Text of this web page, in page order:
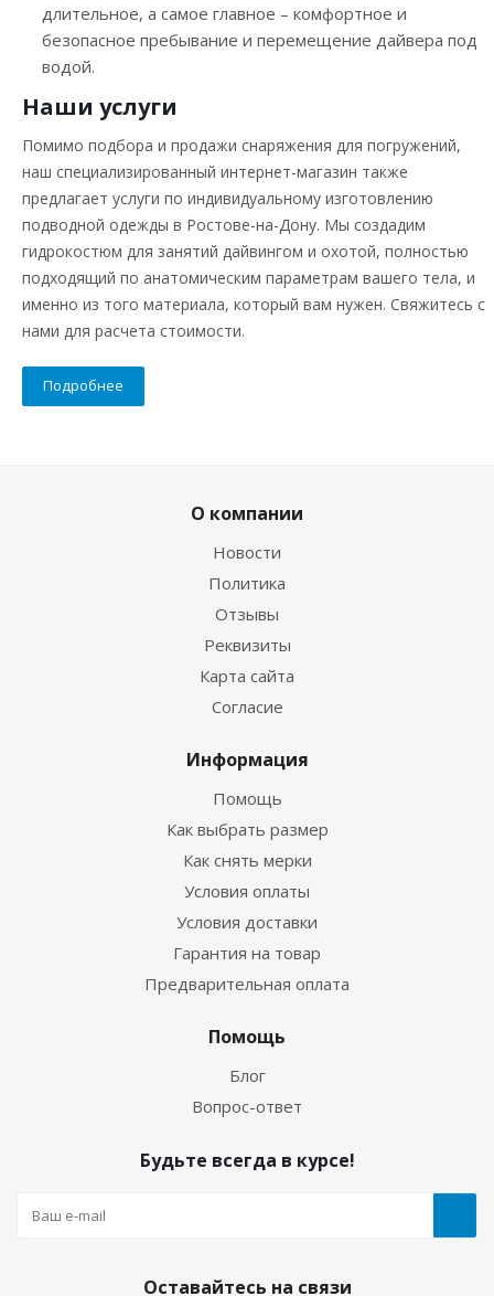
длительное, а самое главное – комфортное и
безопасное пребывание и перемещение дайвера под
водой.
Наши услуги
Помимо подбора и продажи снаряжения для погружений,
наш специализированный интернет-магазин также
предлагает услуги по индивидуальному изготовлению
подводной одежды в Ростове-на-Дону. Мы создадим
гидрокостюм для занятий дайвингом и охотой, полностью
подходящий по анатомическим параметрам вашего тела, и
именно из того материала, который вам нужен. Свяжитесь с
нами для расчета стоимости.
Подробнее
О компании
Новости
Политика
Отзывы
Реквизиты
Карта сайта
Согласие
Информация
Помощь
Как выбрать размер
Как снять мерки
Условия оплаты
Условия доставки
Гарантия на товар
Предварительная оплата
Помощь
Блог
Вопрос-ответ
Будьте всегда в курсе!
Оставайтесь на связи